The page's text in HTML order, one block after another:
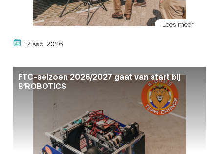
Lees meer
17 sep. 2026
FTC-seizoen 2026/2027 gaat van start bij
B’ROBOTICS